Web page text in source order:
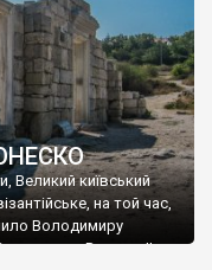
Великий київський
на той час,
Володимиру
Василю ІІ, та